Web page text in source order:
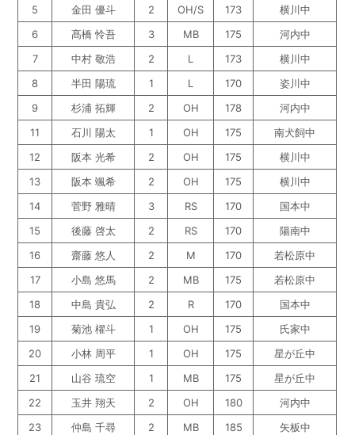
5
金田 優斗 2 OH/S 173
横川中
6
髙橋 怜吾 3 MB 175
河内中
7
中村 敬浩 2 L 173
横川中
8
半田 陽琉 1 L 170
姿川中
9
杉浦 拓輝 2 OH 178
河内中
11
石川 陽太 1 OH 175
南犬飼中
12
阪本 光希 2 OH 175
横川中
13
阪本 颯希 2 OH 175
横川中
14
菅野 雅晴 3 RS 170
国本中
15
後藤 啓太 2 RS 170
陽南中
16
齋藤 悠人 2 M 170
若松原中
17
小島 悠馬 2 MB 175
若松原中
18
中島 貴弘 2 R 170
国本中
19
菊池 櫂斗 1 OH 175
氏家中
20
小林 周平 1 OH 175
星が丘中
21
山谷 琉空 1 MB 175
星が丘中
22
玉井 翔天 2 OH 180
河内中
23
仲島 千尋 2 MB 185 矢板中